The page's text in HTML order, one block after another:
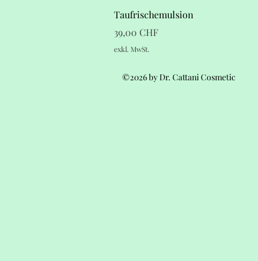
Schnellansicht
Taufrischemulsion
Preis
39,00 CHF
exkl. MwSt.
©2026 by Dr. Cattani Cosmetic